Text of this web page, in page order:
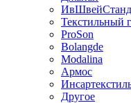
Текстильный
ProSon
Bolangde
Modalina
Армос
Другое